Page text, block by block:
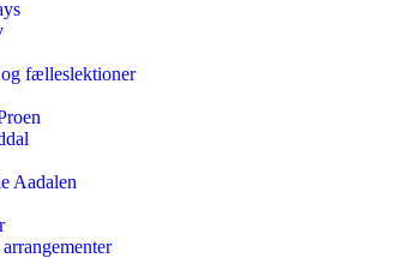
fælleslektioner
Aadalen